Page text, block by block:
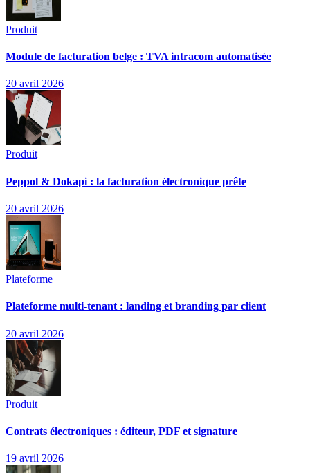
Produit
Module de facturation belge : TVA intracom automatisée
20 avril 2026
Produit
Peppol & Dokapi : la facturation électronique prête
20 avril 2026
Plateforme
Plateforme multi-tenant : landing et branding par client
20 avril 2026
Produit
Contrats électroniques : éditeur, PDF et signature
19 avril 2026